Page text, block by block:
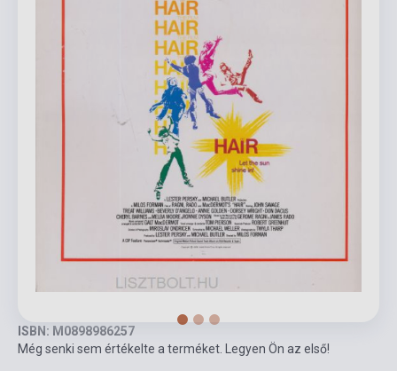
ISBN: M0898986257
Még senki sem értékelte a terméket. Legyen Ön az első!